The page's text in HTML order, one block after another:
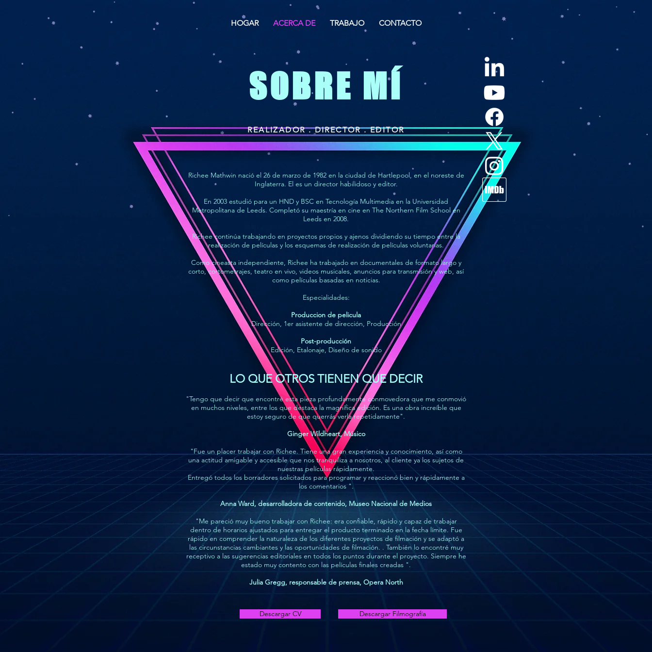
HOGAR ACERCA DE TRABAJO CONTACTO
SOBRE MÍ
REALIZADOR . DIRECTOR . EDITOR
Richee Mathwin nació el 26 de marzo de 1982 en la ciudad de Hartlepool, en el noreste de
Inglaterra. El es un director habilidoso y editor.
En 2003 estudió para un HND y BSC en Tecnología Multimedia en la Universidad
Metropolitana de Leeds. Completó su maestría en cine en The Northern Film School en
Leeds en 2008.
Richee continúa trabajando en proyectos propios y ajenos dividiendo su tiempo entre la
realización de películas y los esquemas de realización de películas voluntarias.
Como cineasta independiente, Richee ha trabajado en documentales de formato largo y
corto, cortometrajes, teatro en vivo, videos musicales, anuncios para transmisión y web, así
como películas basadas en noticias.
Especialidades:
Produccion de pelicula
Dirección, 1er asistente de dirección, Producción
Post-producción
Edición, Etalonaje, Diseño de sonido
LO QUE OTROS TIENEN QUE DECIR
"Tengo que decir que encontré esta pieza profundamente conmovedora que me conmovió
en muchos niveles, entre los que destaca la magnífica edición. Es una obra increíble que
estoy seguro de que querrás verla repetidamente".
Ginger Wildheart, Músico
"Fue un placer trabajar con Richee. Tiene una gran experiencia y conocimiento, así como
una actitud amigable y accesible que nos tranquiliza a nosotros, al cliente ya los sujetos de
nuestras películas rápidamente.
Entregó todos los borradores solicitados para programar y reaccionó bien y rápidamente a
los comentarios ".
Anna Ward, desarrolladora de contenido, Museo Nacional de Medios
"Me pareció muy bueno trabajar con Richee: era confiable, rápido y capaz de trabajar
dentro de horarios ajustados para entregar el producto terminado en la fecha límite. Fue
rápido en comprender la naturaleza de los diferentes proyectos de filmación y se adaptó a
las circunstancias cambiantes y las oportunidades de filmación. . También lo encontré muy
receptivo a las sugerencias editoriales en todos los puntos durante el proyecto. Siempre he
estado muy contento con las películas finales creadas ".
Julia Gregg, responsable de prensa, Opera North
Descargar CV Descargar Filmografía